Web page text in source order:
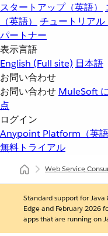
スタートアップ（英語）
（英語）
チュートリアル
パートナー
表示言語
English (Full site) 日本語
お問い合わせ
お問い合わせ MuleSoft
点
ログイン
Anypoint Platform（英語
無料トライアル
Web Service
Standard support for
Edge and February 2026
apps that are running on